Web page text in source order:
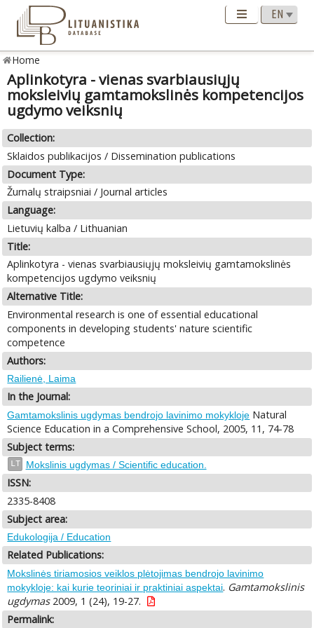
Home
Aplinkotyra - vienas svarbiausiųjų
moksleivių gamtamokslinės kompetencijos
ugdymo veiksnių
Collection:
Sklaidos publikacijos / Dissemination publications
Document Type:
Žurnalų straipsniai / Journal articles
Language:
Lietuvių kalba / Lithuanian
Title:
Aplinkotyra - vienas svarbiausiųjų moksleivių gamtamokslinės
kompetencijos ugdymo veiksnių
Alternative Title:
Environmental research is one of essential educational
components in developing students' nature scientific
competence
Authors:
Railienė, Laima
In the Journal:
Gamtamokslinis ugdymas bendrojo lavinimo mokykloje Natural
Science Education in a Comprehensive School, 2005, 11, 74-78
Subject terms:
LT Mokslinis ugdymas / Scientific education.
ISSN:
2335-8408
Subject area:
Edukologija / Education
Related Publications:
Mokslinės tiriamosios veiklos plėtojimas bendrojo lavinimo
mokykloje: kai kurie teoriniai ir praktiniai aspektai. Gamtamokslinis
ugdymas2009, 1 (24), 19-27.
Permalink: